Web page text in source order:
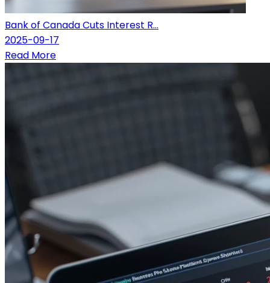
Bank of Canada Cuts Interest R...
2025-09-17
Read More